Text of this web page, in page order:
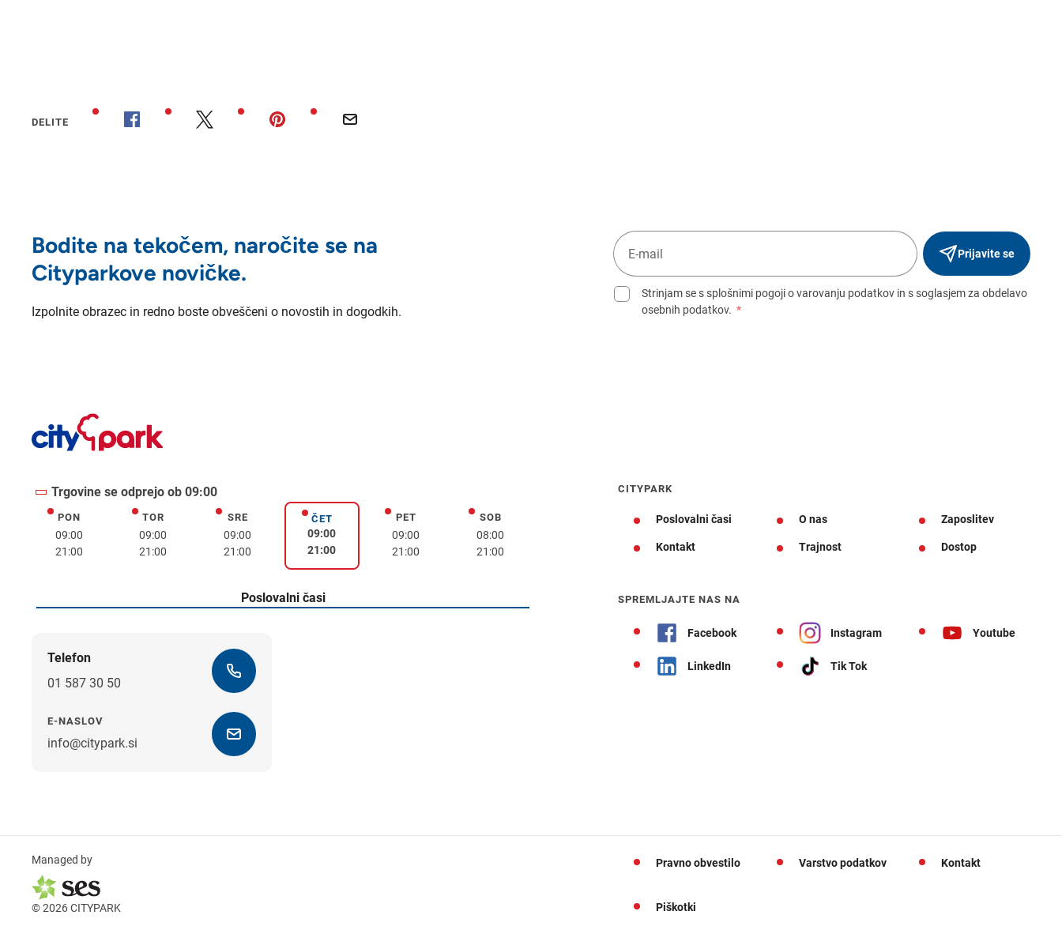
DELITE
Bodite na tekočem, naročite se na
Cityparkove novičke.
Izpolnite obrazec in redno boste obveščeni o novostih in dogodkih.
Prijavite se
Strinjam se s splošnimi pogoji o varovanju podatkov in s soglasjem za obdelavo
osebnih podatkov. *
Trgovine se odprejo ob 09:00
PONponedeljek
09:00
21:00
TORtorek
09:00
21:00
SREsreda
09:00
21:00
ČETčetrtek
09:00
21:00
PETpetek
09:00
21:00
SOBsobota
08:00
21:00
Poslovalni časi
Telefon
01 587 30 50
E-NASLOV
info@citypark.si
CITYPARK
Poslovalni časi O nas Zaposlitev
Kontakt Trajnost Dostop
SPREMLJAJTE NAS NA
Facebook Instagram Youtube
LinkedIn Tik Tok
Managed by
© 2026 CITYPARK
Pravno obvestilo Varstvo podatkov Kontakt
Piškotki